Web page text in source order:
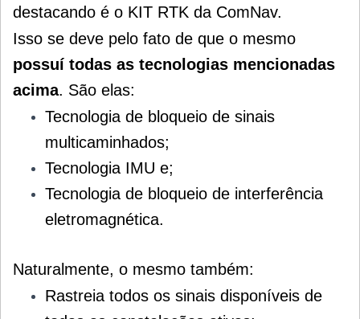
destacando é o KIT RTK da ComNav.
Isso se deve pelo fato de que o mesmo
possuí todas as tecnologias mencionadas
acima. São elas:
Tecnologia de bloqueio de sinais
multicaminhados;
Tecnologia IMU e;
Tecnologia de bloqueio de interferência
eletromagnética.
Naturalmente, o mesmo também:
Rastreia todos os sinais disponíveis de